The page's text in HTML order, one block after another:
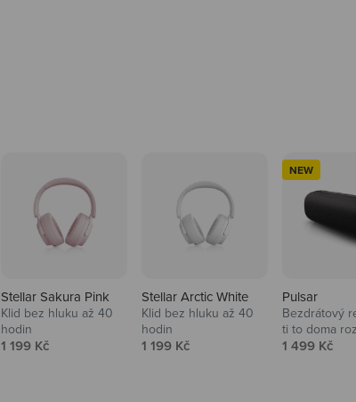
Stellar Sakura Pink
Klid bez hluku až 40
hodin
Prodejní cena
1 199 Kč
Stellar Arctic White
Klid bez hluku až 40
hodin
Prodejní cena
1 199 Kč
NEW
Pulsar
Bezdrátový
ti to doma
Prodejní cena
1 499 Kč